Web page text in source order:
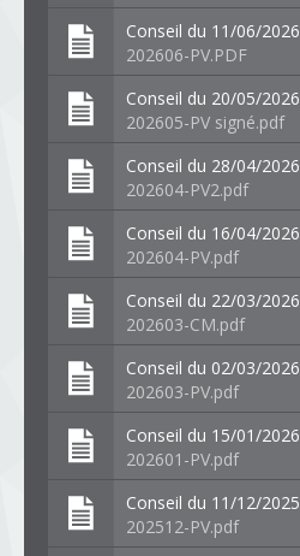
Conseil du 11/06/2026
202606-PV.PDF
Conseil du 20/05/2026
202605-PV signé.pdf
Conseil du 28/04/2026
202604-PV2.pdf
Conseil du 16/04/2026
202604-PV.pdf
Conseil du 22/03/2026
202603-CM.pdf
Conseil du 02/03/2026
202603-PV.pdf
Conseil du 15/01/2026
202601-PV.pdf
Conseil du 11/12/2025
202512-PV.pdf